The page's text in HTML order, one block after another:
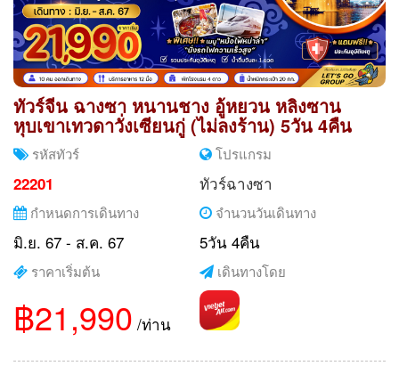
ทัวร์จีน ฉางซา หนานชาง อู้หยวน หลิงซาน
หุบเขาเทวดาวั่งเซียนกู่ (ไม่ลงร้าน) 5วัน 4คืน
รหัสทัวร์
22201
โปรแกรม
ทัวร์ฉางซา
กำหนดการเดินทาง
มิ.ย. 67 - ส.ค. 67
จำนวนวันเดินทาง
5วัน 4คืน
ราคาเริ่มต้น
฿21,990 /ท่าน
เดินทางโดย